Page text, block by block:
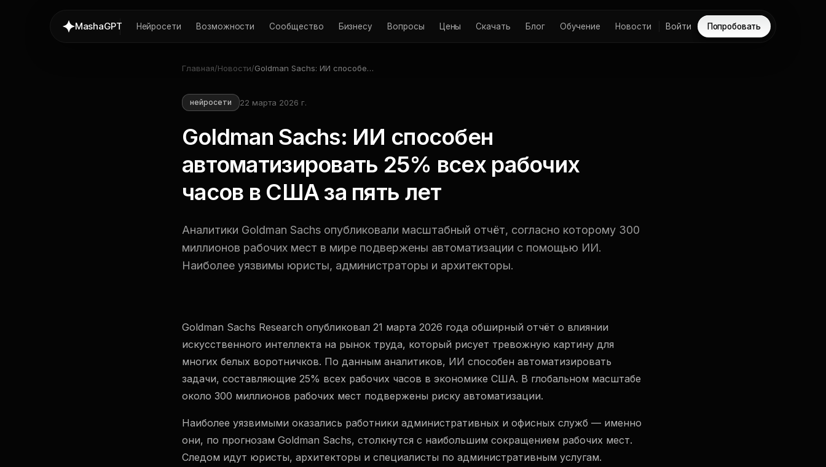
MashaGPT Нейросети Возможности Сообщество Бизнесу Вопросы Цены Скачать Блог Обучение Новости Войти Попробовать
Главная/Новости/Goldman Sachs: ИИ способен
лет
нейросети 22 марта 2026 г.
Goldman Sachs: ИИ способен
автоматизировать 25% всех рабочих
часов в США за пять лет
Аналитики Goldman Sachs опубликовали масштабный отчёт, согласно которому 300
миллионов рабочих мест в мире подвержены автоматизации с помощью ИИ.
Наиболее уязвимы юристы, администраторы и архитекторы.
Goldman Sachs Research опубликовал 21 марта 2026 года обширный отчёт о влиянии
искусственного интеллекта на рынок труда, который рисует тревожную картину для
многих белых воротничков. По данным аналитиков, ИИ способен автоматизировать
задачи, составляющие 25% всех рабочих часов в экономике США. В глобальном масштабе
около 300 миллионов рабочих мест подвержены риску автоматизации.
Наиболее уязвимыми оказались работники административных и офисных служб — именно
они, по прогнозам Goldman Sachs, столкнутся с наибольшим сокращением рабочих мест.
Следом идут юристы, архитекторы и специалисты по административным услугам.